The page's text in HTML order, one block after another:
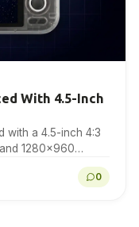
With 4.5-Inch
with a 4.5-inch 4:3
1280×960
0